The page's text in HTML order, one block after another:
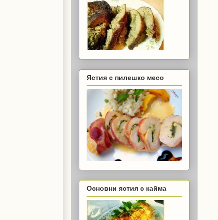
Ястия с пилешко месо
Основни ястия с кайма